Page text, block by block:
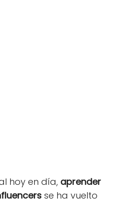
hoy en día, aprender
se ha vuelto